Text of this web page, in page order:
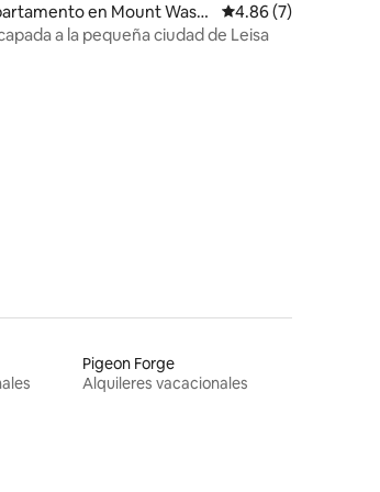
en Mount Washi
Calificación
4.86 (7)
a la pequeña ciudad de Leisa
Pigeon Forge
Alquileres vacacionales